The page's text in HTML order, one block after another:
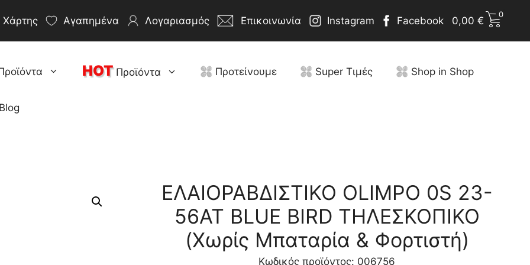
Χάρτης Αγαπημένα Λογαριασμός Επικοινωνία Instagram Facebook 0,00 €
0
HOTΠροϊόντα Προτείνουμε Super Τιμές Shop in Shop
Blog
ΕΛΑΙΟΡΑΒΔΙΣΤΙΚΟ OLIMPO 0S 23-
56ΑΤ BLUE BIRD ΤΗΛΕΣΚΟΠΙΚΟ
(Χωρίς Μπαταρία & Φορτιστή)
Κωδικός προϊόντος: 006756